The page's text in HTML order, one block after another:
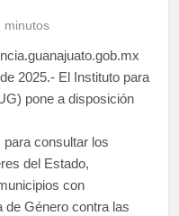
minutos
2025.- El Instituto para
pone a disposición
consultar los
del Estado,
con
de Género contra las